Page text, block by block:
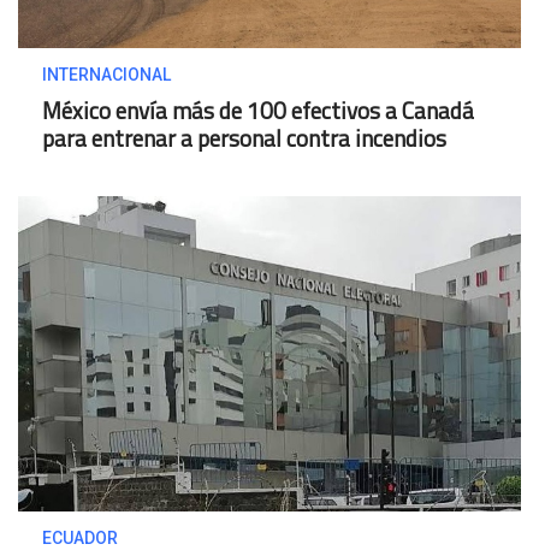
INTERNACIONAL
México envía más de 100 efectivos a Canadá
para entrenar a personal contra incendios
ECUADOR